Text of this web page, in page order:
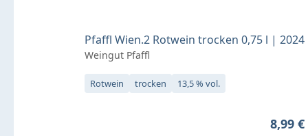
Pfaffl Wien.2 Rotwein trocken 0,75 l | 2024
Weingut Pfaffl
Rotwein trocken 13,5 % vol.
8,99 €